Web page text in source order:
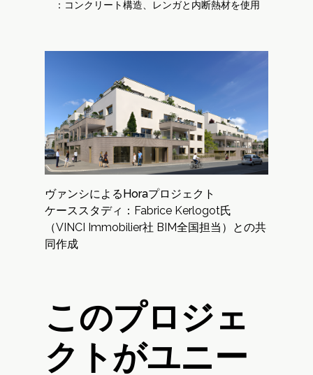
：コンクリート構造、レンガと内断熱材を使用
ヴァンシによるHoraプロジェクト
ケーススタディ：Fabrice Kerlogot氏
（VINCI Immobilier社 BIM全国担当）との共
同作成
このプロジェ
クトがユニー